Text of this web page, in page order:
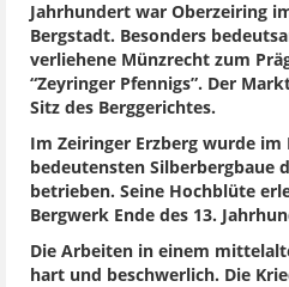
Jahrhundert war Oberzeiring
Bergstadt. Besonders
verliehene Münzrecht zum
“Zeyringer Pfennigs”. Der
Sitz des Berggerichtes.
Im Zeiringer Erzberg wurde
bedeutensten Silberbergbaue
betrieben. Seine Hochblüte
Bergwerk Ende des 13.
Die Arbeiten in einem
hart und beschwerlich. Die